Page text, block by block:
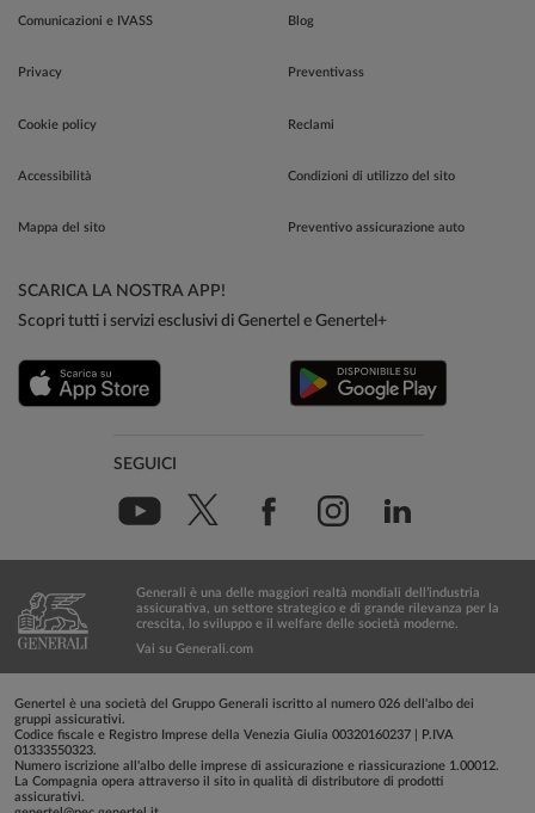
Comunicazioni e IVASS
Privacy
Cookie policy
Accessibilità
Mappa del sito
Blog
Preventivass
Reclami
Condizioni di utilizzo del sito
Preventivo assicurazione auto
SCARICA LA NOSTRA APP!
Scopri tutti i servizi esclusivi di Genertel e Genertel+
SEGUICI
Generali è una delle maggiori realtà mondiali dell’industria
assicurativa, un settore strategico e di grande rilevanza per la
crescita, lo sviluppo e il welfare delle società moderne.
Vai su Generali.com
Genertel è una società del Gruppo Generali iscritto al numero 026 dell'albo dei
gruppi assicurativi.
Codice fiscale e Registro Imprese della Venezia Giulia 00320160237 | P.IVA
01333550323.
Numero iscrizione all'albo delle imprese di assicurazione e riassicurazione 1.00012.
La Compagnia opera attraverso il sito in qualità di distributore di prodotti
assicurativi.